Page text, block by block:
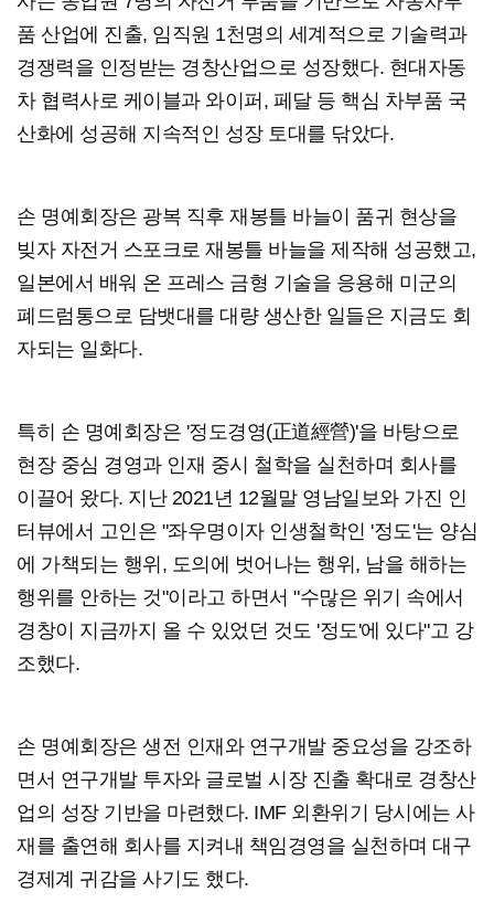
품 산업에 진출, 임직원 1천명의 세계적으로 기술력과
경쟁력을 인정받는 경창산업으로 성장했다. 현대자동
차 협력사로 케이블과 와이퍼, 페달 등 핵심 차부품 국
산화에 성공해 지속적인 성장 토대를 닦았다.
손 명예회장은 광복 직후 재봉틀 바늘이 품귀 현상을
빚자 자전거 스포크로 재봉틀 바늘을 제작해 성공했고,
일본에서 배워 온 프레스 금형 기술을 응용해 미군의
폐드럼통으로 담뱃대를 대량 생산한 일들은 지금도 회
자되는 일화다.
특히 손 명예회장은 '정도경영(正道經營)'을 바탕으로
현장 중심 경영과 인재 중시 철학을 실천하며 회사를
이끌어 왔다. 지난 2021년 12월말 영남일보와 가진 인
터뷰에서 고인은 "좌우명이자 인생철학인 '정도'는 양심
에 가책되는 행위, 도의에 벗어나는 행위, 남을 해하는
행위를 안하는 것"이라고 하면서 "수많은 위기 속에서
경창이 지금까지 올 수 있었던 것도 '정도'에 있다"고 강
조했다.
손 명예회장은 생전 인재와 연구개발 중요성을 강조하
면서 연구개발 투자와 글로벌 시장 진출 확대로 경창산
업의 성장 기반을 마련했다. IMF 외환위기 당시에는 사
재를 출연해 회사를 지켜내 책임경영을 실천하며 대구
경제계 귀감을 사기도 했다.